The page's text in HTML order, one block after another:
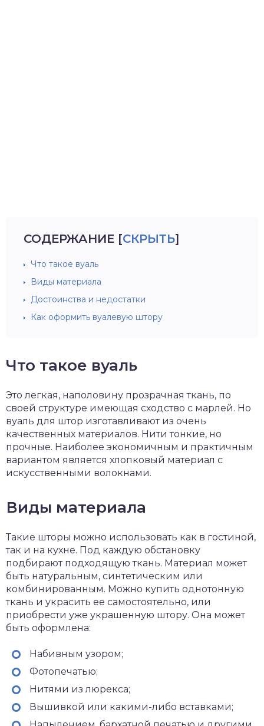
СОДЕРЖАНИЕ [СКРЫТЬ]
Что такое вуаль
Виды материала
Достоинства и недостатки
Как оформить вуалевую штору
Что такое вуаль
Это легкая, наполовину прозрачная ткань, по
своей структуре имеющая сходство с марлей. Но
вуаль для штор изготавливают из очень
качественных материалов. Нити тонкие, но
прочные. Наиболее экономичным и практичным
вариантом является хлопковый материал с
искусственными волокнами.
Виды материала
Такие шторы можно использовать как в гостиной,
так и на кухне. Под каждую обстановку
подбирают подходящую ткань. Материал может
быть натуральным, синтетическим или
комбинированным. Можно купить однотонную
ткань и украсить ее самостоятельно, или
приобрести уже украшенную штору. Она может
быть оформлена:
Набивным узором;
Фотопечатью;
Нитями из люрекса;
Вышивкой или какими-либо вставками;